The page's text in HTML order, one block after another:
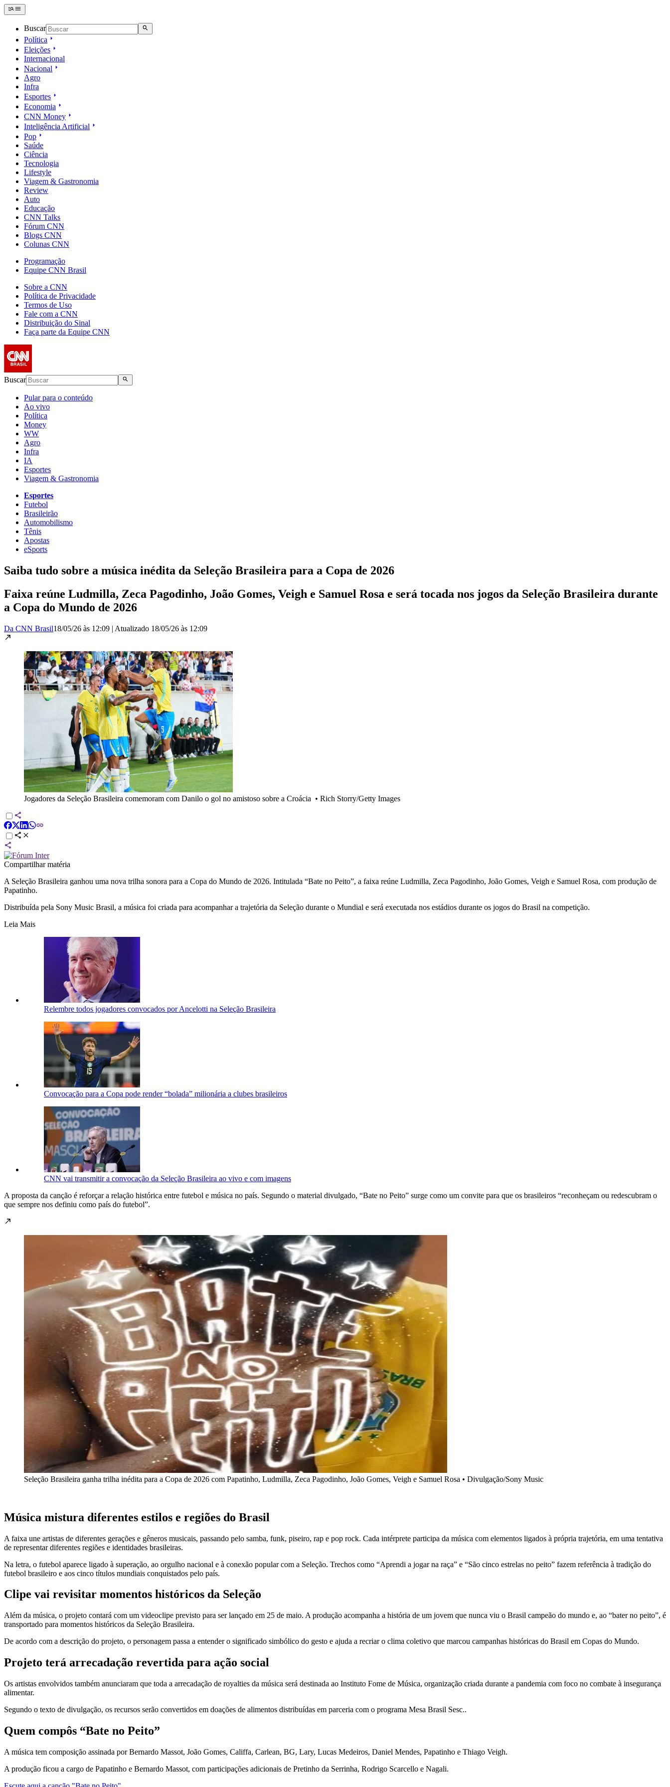
Buscar
Política
Eleições
Internacional
Nacional
Agro
Infra
Esportes
Economia
CNN Money
Inteligência Artificial
Pop
Saúde
Ciência
Tecnologia
Lifestyle
Viagem & Gastronomia
Review
Auto
Educação
CNN Talks
Fórum CNN
Blogs CNN
Colunas CNN
Programação
Equipe CNN Brasil
Sobre a CNN
Política de Privacidade
Termos de Uso
Fale com a CNN
Distribuição do Sinal
Faça parte da Equipe CNN
Buscar
Pular para o conteúdo
Ao vivo
Política
Money
WW
Agro
Infra
IA
Esportes
Viagem & Gastronomia
Esportes
Futebol
Brasileirão
Automobilismo
Tênis
Apostas
eSports
Saiba tudo sobre a música inédita da Seleção Brasileira para a Copa de 2026
Faixa reúne Ludmilla, Zeca Pagodinho, João Gomes, Veigh e Samuel Rosa e será tocada nos jogos da Seleção Brasileira durante
a Copa do Mundo de 2026
Da CNN Brasil18/05/26 às 12:09 | Atualizado 18/05/26 às 12:09
Jogadores da Seleção Brasileira comemoram com Danilo o gol no amistoso sobre a Croácia • Rich Storry/Getty Images
Compartilhar matéria
A Seleção Brasileira ganhou uma nova trilha sonora para a Copa do Mundo de 2026. Intitulada “Bate no Peito”, a faixa reúne Ludmilla, Zeca Pagodinho, João Gomes, Veigh e Samuel Rosa, com produção de
Papatinho.
Distribuída pela Sony Music Brasil, a música foi criada para acompanhar a trajetória da Seleção durante o Mundial e será executada nos estádios durante os jogos do Brasil na competição.
Leia Mais
Relembre todos jogadores convocados por Ancelotti na Seleção Brasileira
Convocação para a Copa pode render “bolada” milionária a clubes brasileiros
CNN vai transmitir a convocação da Seleção Brasileira ao vivo e com imagens
A proposta da canção é reforçar a relação histórica entre futebol e música no país. Segundo o material divulgado, “Bate no Peito” surge como um convite para que os brasileiros “reconheçam ou redescubram o
que sempre nos definiu como país do futebol”.
Seleção Brasileira ganha trilha inédita para a Copa de 2026 com Papatinho, Ludmilla, Zeca Pagodinho, João Gomes, Veigh e Samuel Rosa • Divulgação/Sony Music
Música mistura diferentes estilos e regiões do Brasil
A faixa une artistas de diferentes gerações e gêneros musicais, passando pelo samba, funk, piseiro, rap e pop rock. Cada intérprete participa da música com elementos ligados à própria trajetória, em uma tentativa
de representar diferentes regiões e identidades brasileiras.
Na letra, o futebol aparece ligado à superação, ao orgulho nacional e à conexão popular com a Seleção. Trechos como “Aprendi a jogar na raça” e “São cinco estrelas no peito” fazem referência à tradição do
futebol brasileiro e aos cinco títulos mundiais conquistados pelo país.
Clipe vai revisitar momentos históricos da Seleção
Além da música, o projeto contará com um videoclipe previsto para ser lançado em 25 de maio. A produção acompanha a história de um jovem que nunca viu o Brasil campeão do mundo e, ao “bater no peito”, é
transportado para momentos históricos da Seleção Brasileira.
De acordo com a descrição do projeto, o personagem passa a entender o significado simbólico do gesto e ajuda a recriar o clima coletivo que marcou campanhas históricas do Brasil em Copas do Mundo.
Projeto terá arrecadação revertida para ação social
Os artistas envolvidos também anunciaram que toda a arrecadação de royalties da música será destinada ao Instituto Fome de Música, organização criada durante a pandemia com foco no combate à insegurança
alimentar.
Segundo o texto de divulgação, os recursos serão convertidos em doações de alimentos distribuídas em parceria com o programa Mesa Brasil Sesc..
Quem compôs “Bate no Peito”
A música tem composição assinada por Bernardo Massot, João Gomes, Califfa, Carlean, BG, Lary, Lucas Medeiros, Daniel Mendes, Papatinho e Thiago Veigh.
A produção ficou a cargo de Papatinho e Bernardo Massot, com participações adicionais de Pretinho da Serrinha, Rodrigo Scarcello e Nagali.